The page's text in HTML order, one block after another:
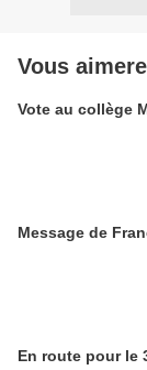
Vous
Vote au collège
Message de
En route pour le